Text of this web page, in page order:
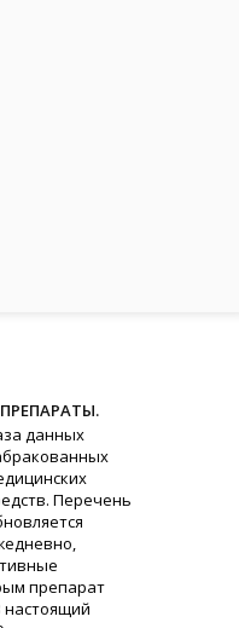
данных
Перечень
препарат
настоящий